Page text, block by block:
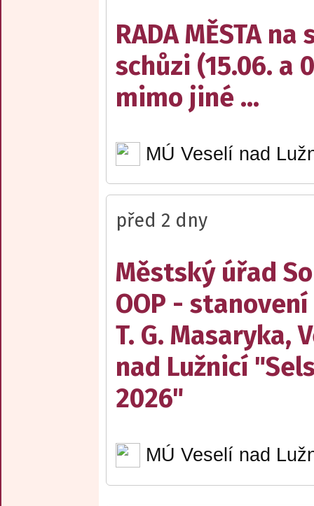
RADA MĚSTA na
schůzi (15.06. a
mimo jiné ...
MÚ Veselí nad
před 2 dny
Městský úřad
OOP -
T. G. Masaryka,
nad Lužnicí
2026"
MÚ Veselí nad